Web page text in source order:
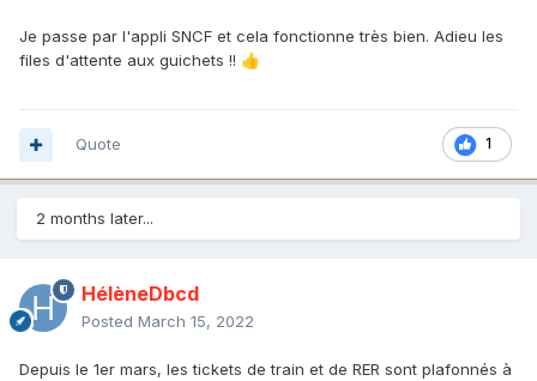
Je passe par l'appli SNCF et cela fonctionne très bien. Adieu les
files d'attente aux guichets !! 👍
1
Quote
2 months later...
HélèneDbcd
Posted March 15, 2022
Depuis le 1er mars, les tickets de train et de RER sont plafonnés à